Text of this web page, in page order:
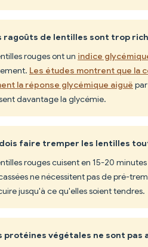
ragoûts de lentilles sont trop
rouges ont un indice
Les études montrent que la
la réponse glycémique aiguë
davantage la glycémie.
dois faire tremper les lentilles
rouges cuisent en 15-20
ne nécessitent pas de pré-
jusqu'à ce qu'elles soient tendres.
protéines végétales ne sont